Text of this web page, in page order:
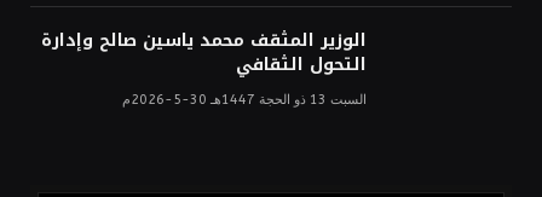
الوزير المثقف محمد ياسين صالح وإدارة
التحول الثقافي
السبت 13 ذو الحجة 1447هـ 30-5-2026م